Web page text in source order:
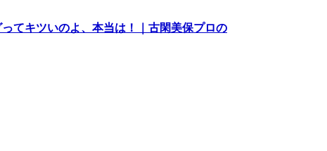
てキツいのよ、本当は！｜古閑美保プロの